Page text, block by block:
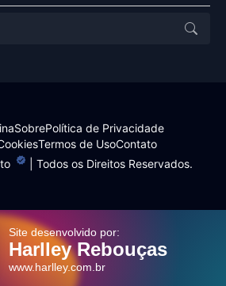
| Todos os Direitos Reservados.
SobrePolítica de Privacidade
Termos de UsoContato
Site desenvolvido por:
Harlley Rebouças
www.harlley.com.br